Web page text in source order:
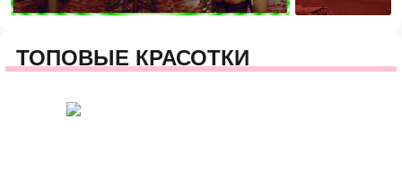
ТОПОВЫЕ КРАСОТКИ